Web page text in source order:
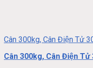
Cân 300kg, Cân Điện Tử
Cân 300kg, Cân Điện